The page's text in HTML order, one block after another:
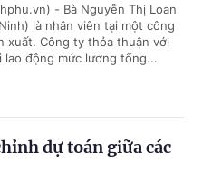
- Bà Nguyễn Thị Loan
là nhân viên tại một công
xuất. Công ty thỏa thuận với
lao động mức lương tổng...
dự toán giữa các